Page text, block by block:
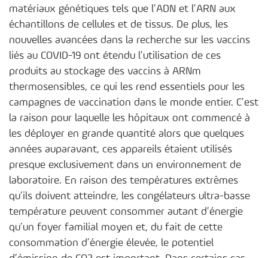
matériaux génétiques tels que l’ADN et l’ARN aux
échantillons de cellules et de tissus. De plus, les
nouvelles avancées dans la recherche sur les vaccins
liés au COVID-19 ont étendu l’utilisation de ces
produits au stockage des vaccins à ARNm
thermosensibles, ce qui les rend essentiels pour les
campagnes de vaccination dans le monde entier. C’est
la raison pour laquelle les hôpitaux ont commencé à
les déployer en grande quantité alors que quelques
années auparavant, ces appareils étaient utilisés
presque exclusivement dans un environnement de
laboratoire. En raison des températures extrêmes
qu’ils doivent atteindre, les congélateurs ultra-basse
température peuvent consommer autant d’énergie
qu’un foyer familial moyen et, du fait de cette
consommation d’énergie élevée, le potentiel